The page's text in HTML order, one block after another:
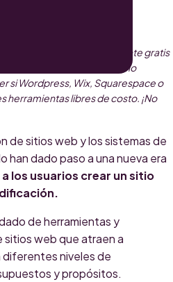
del nuevo CMS totalmente gratis
que necesitas: un pequeño
si Wordpress, Wix, Squarespace o
herramientas libres de costo. ¡No
de sitios web ylos sistemas de
han dado paso a una nueva era
los usuarios crear un sitio
deherramientas y
sitios webque atraen a
diferentes niveles de
y propósitos.